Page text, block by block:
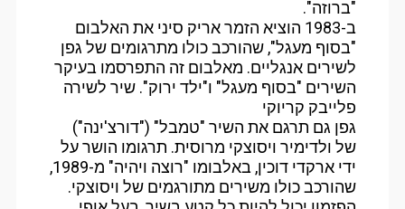
"ברוזה".
ב-1983 הוציא הזמר אריק סיני את האלבום
"בסוף מעגל", שהורכב כולו מתרגומים של גפן
לשירים אנגליים. מאלבום זה התפרסמו בעיקר
השירים "בסוף מעגל" ו"ילד ירוק". שיר לשירה
פלייבק קריוקי
גפן גם תרגם את השיר "טמבל" ("דורצ'ינה")
של ולדימיר ויסוצקי מרוסית. תרגומו הושר על
ידי ארקדי דוכין, באלבומו "רוצה ויהיה" מ-1989,
שהורכב כולו משירים מתורגמים של ויסוצקי.